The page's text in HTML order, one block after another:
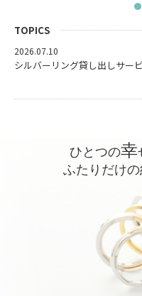
TOPICS
2026.07.10
シルバーリング貸し出しサー
【2025年11月1日】価格改定
《開業80周年記念》新作マリ
ひとつの幸
ふたりだけの